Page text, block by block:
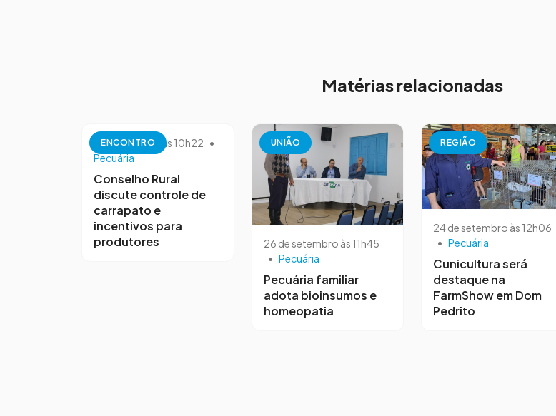
Matérias relacionadas
ENCONTRO
10 de outubro às 10h22 •
Pecuária
Conselho Rural
discute controle de
carrapato e
incentivos para
produtores
UNIÃO
26 de setembro às 11h45
• Pecuária
Pecuária familiar
adota bioinsumos e
homeopatia
REGIÃO
24 de setembro às 12h06
• Pecuária
Cunicultura será
destaque na
FarmShow em Dom
Pedrito